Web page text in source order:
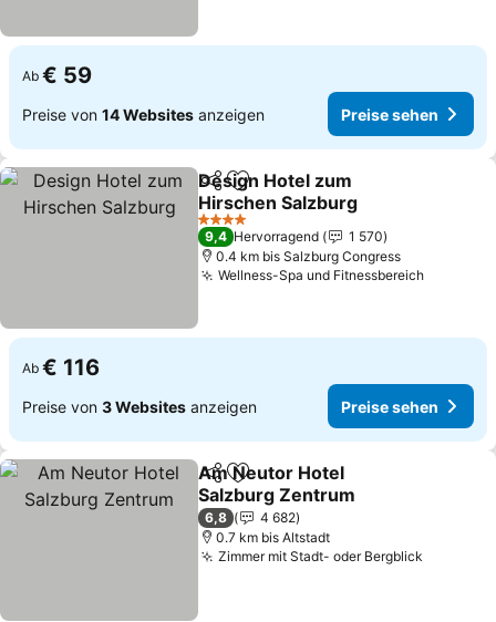
Ab € 59
Preise von 14 Websites anzeigen Preise sehen
TeilenZu Favoriten hinzufügen
Design Hotel zum
Hirschen Salzburg
Preise sehen
4 Sterne
9,4 Hervorragend
1 570
0.4 km bis Salzburg Congress
Wellness-Spa und FitnessbereichPreise
Ab € 116
Preise von 3 Websites anzeigen Preise sehen
TeilenZu Favoriten hinzufügen
Am Neutor Hotel
Salzburg Zentrum
Preise sehen
6,8
4 682
0.7 km bis Altstadt
Zimmer mit Stadt- oder Bergblick